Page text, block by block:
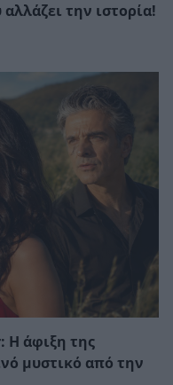
την ιστορία!
Η άφιξη της
μυστικό από την